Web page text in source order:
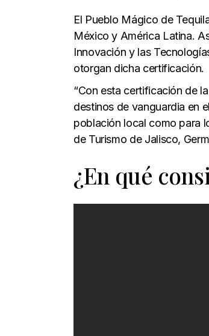
El Pueblo Mágico de
México y América Latina.
Innovación y las
otorgan dicha certificación.
“Con esta certificación de
destinos de vanguardia en
población local como para
de Turismo de Jalisco,
¿En qué